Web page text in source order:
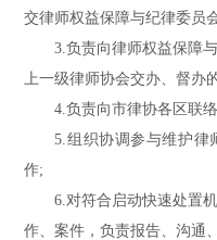
交律师权益保障与纪律委员
3.负责向律师权益保障与
上一级律师协会交办、督办
4.负责向市律协各区联络
5.组织协调参与维护律
作;
6.对符合启动快速处置机
作、案件，负责报告、沟通